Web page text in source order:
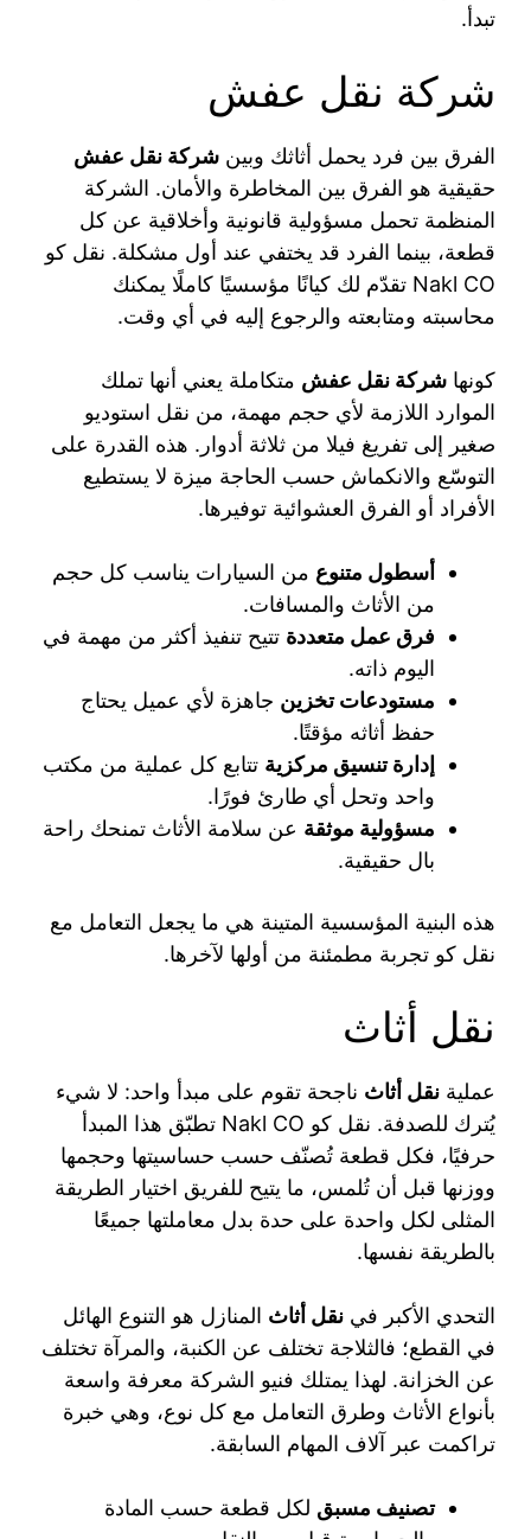
تبدأ.
شركة نقل عفش
الفرق بين فرد يحمل أثاثك وبين شركة نقل عفش
حقيقية هو الفرق بين المخاطرة والأمان. الشركة
المنظمة تحمل مسؤولية قانونية وأخلاقية عن كل
قطعة، بينما الفرد قد يختفي عند أول مشكلة. نقل كو
Nakl CO تقدّم لك كيانًا مؤسسيًا كاملًا يمكنك
محاسبته ومتابعته والرجوع إليه في أي وقت.
كونها شركة نقل عفش متكاملة يعني أنها تملك
الموارد اللازمة لأي حجم مهمة، من نقل استوديو
صغير إلى تفريغ فيلا من ثلاثة أدوار. هذه القدرة على
التوسّع والانكماش حسب الحاجة ميزة لا يستطيع
الأفراد أو الفرق العشوائية توفيرها.
أسطول متنوع من السيارات يناسب كل حجم
من الأثاث والمسافات.
فرق عمل متعددة تتيح تنفيذ أكثر من مهمة في
اليوم ذاته.
مستودعات تخزين جاهزة لأي عميل يحتاج
حفظ أثاثه مؤقتًا.
إدارة تنسيق مركزية تتابع كل عملية من مكتب
واحد وتحل أي طارئ فورًا.
مسؤولية موثقة عن سلامة الأثاث تمنحك راحة
بال حقيقية.
هذه البنية المؤسسية المتينة هي ما يجعل التعامل مع
نقل كو تجربة مطمئنة من أولها لآخرها.
نقل أثاث
عملية نقل أثاث ناجحة تقوم على مبدأ واحد: لا شيء
يُترك للصدفة. نقل كو Nakl CO تطبّق هذا المبدأ
حرفيًا، فكل قطعة تُصنّف حسب حساسيتها وحجمها
ووزنها قبل أن تُلمس، ما يتيح للفريق اختيار الطريقة
المثلى لكل واحدة على حدة بدل معاملتها جميعًا
بالطريقة نفسها.
التحدي الأكبر في نقل أثاث المنازل هو التنوع الهائل
في القطع؛ فالثلاجة تختلف عن الكنبة، والمرآة تختلف
عن الخزانة. لهذا يمتلك فنيو الشركة معرفة واسعة
بأنواع الأثاث وطرق التعامل مع كل نوع، وهي خبرة
تراكمت عبر آلاف المهام السابقة.
تصنيف مسبق لكل قطعة حسب المادة